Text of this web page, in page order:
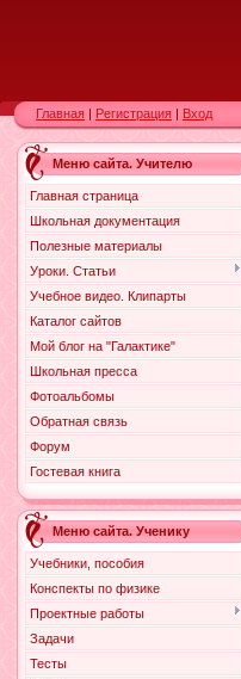
Главная | Регистрация | Вход
Меню сайта. Учителю
Главная страница
Школьная документация
Полезные материалы
Уроки. Статьи
Учебное видео. Клипарты
Каталог сайтов
Мой блог на "Галактике"
Школьная пресса
Фотоальбомы
Обратная связь
Форум
Гостевая книга
Меню сайта. Ученику
Учебники, пособия
Конспекты по физике
Проектные работы
Задачи
Тесты